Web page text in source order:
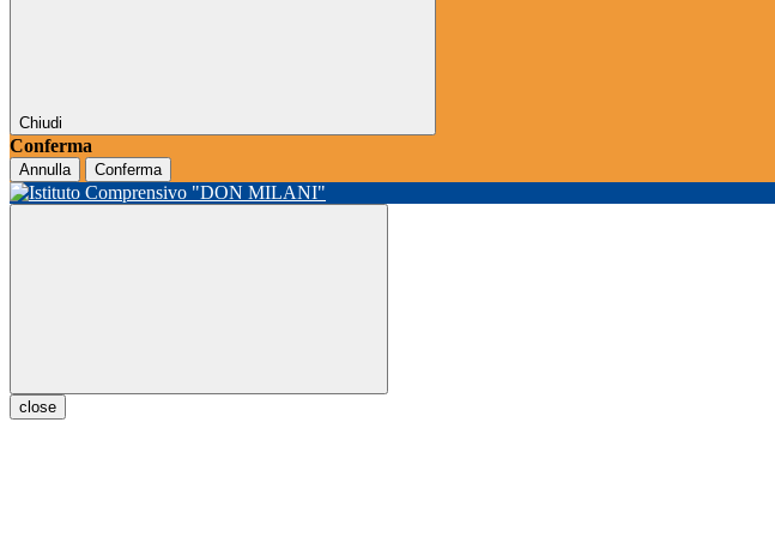
Chiudi
Conferma
Annulla Conferma
close